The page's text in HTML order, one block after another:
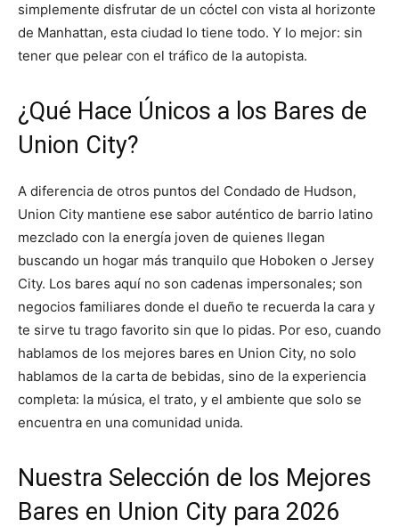
simplemente disfrutar de un cóctel con vista al horizonte
de Manhattan, esta ciudad lo tiene todo. Y lo mejor: sin
tener que pelear con el tráfico de la autopista.
¿Qué Hace Únicos a los Bares de
Union City?
A diferencia de otros puntos del Condado de Hudson,
Union City mantiene ese sabor auténtico de barrio latino
mezclado con la energía joven de quienes llegan
buscando un hogar más tranquilo que Hoboken o Jersey
City. Los bares aquí no son cadenas impersonales; son
negocios familiares donde el dueño te recuerda la cara y
te sirve tu trago favorito sin que lo pidas. Por eso, cuando
hablamos de los mejores bares en Union City, no solo
hablamos de la carta de bebidas, sino de la experiencia
completa: la música, el trato, y el ambiente que solo se
encuentra en una comunidad unida.
Nuestra Selección de los Mejores
Bares en Union City para 2026